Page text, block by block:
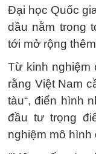
Đại học Quốc
dầu nằm trong
tới mở rộng
Từ kinh nghiệm
rằng Việt Nam
tàu“, điển hình
đầu tư trọng
nghiệm mô hình